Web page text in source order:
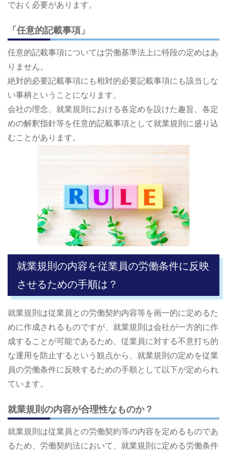
でおく必要があります。
「任意的記載事項」
任意的記載事項については労働基準法上に特段の定めはあ
りません。
絶対的必要記載事項にも相対的必要記載事項にも該当しな
い事柄ということになります。
会社の理念、就業規則における各定めを設けた趣旨、各定
めの解釈指針等を任意的記載事項として就業規則に盛り込
むことがあります。
就業規則の内容を従業員の労働条件に反映
させるための手順は？
就業規則は従業員との労働契約内容等を画一的に定めるた
めに作成されるものですが、就業規則は会社が一方的に作
成することが可能であるため、従業員に対する不意打ち的
な運用を防止するという観点から、就業規則の定めを従業
員の労働条件に反映するための手順として以下が定められ
ています。
就業規則の内容が合理性なものか？
就業規則は従業員との労働契約等の内容を定めるものであ
るため、労働契約法において、就業規則に定める労働条件